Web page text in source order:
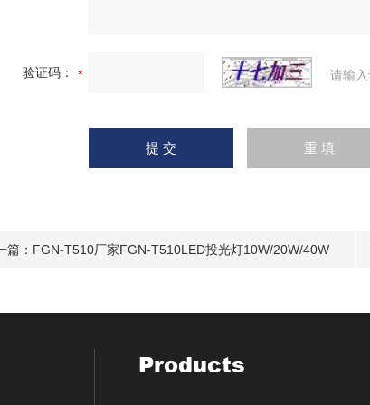
验证码： 请输
篇： FGN-T510厂家FGN-T510LED投光灯10W/20W/40W
Products